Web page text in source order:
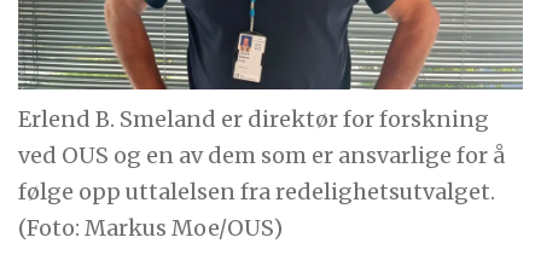
Erlend B. Smeland er direktør for forskning
ved OUS og en av dem som er ansvarlige for å
følge opp uttalelsen fra redelighetsutvalget.
(Foto: Markus Moe/OUS)